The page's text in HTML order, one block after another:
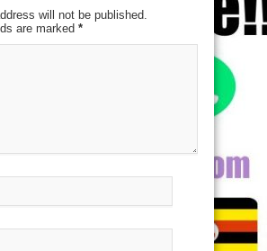
will not be published.
are marked *